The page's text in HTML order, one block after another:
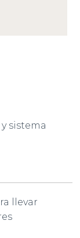
sistema
llevar